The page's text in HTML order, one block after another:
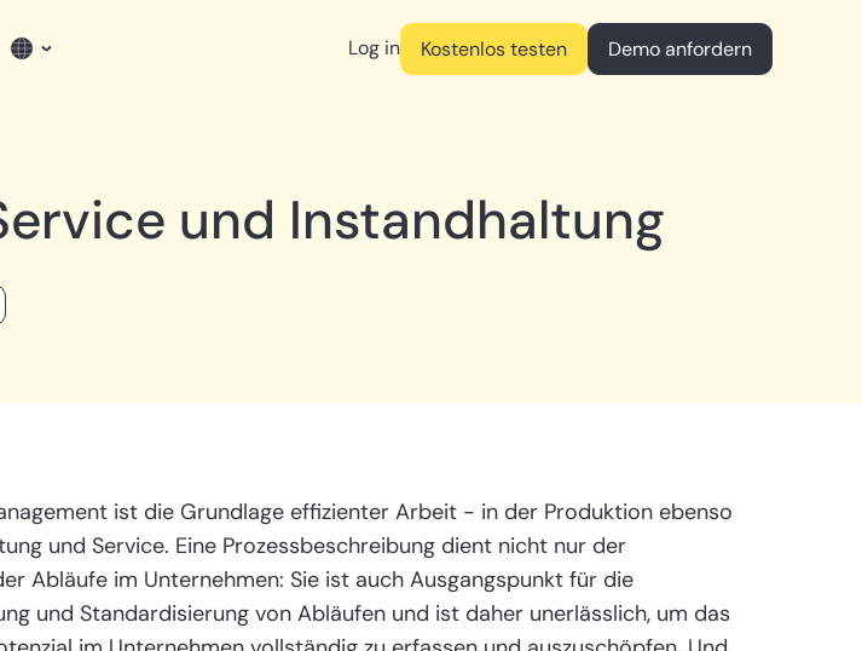
German
Log in Kostenlos testen Demo anfordern
und Instandhaltung
ist die Grundlage effizienter Arbeit - in der Produktion ebenso
und Service. Eine Prozessbeschreibung dient nicht nur der
Abläufe im Unternehmen: Sie ist auch Ausgangspunkt für die
und Standardisierung von Abläufen und ist daher unerlässlich, um das